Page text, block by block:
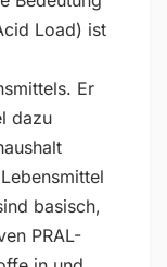
Load) ist
Er
dazu
basisch,
PRAL-